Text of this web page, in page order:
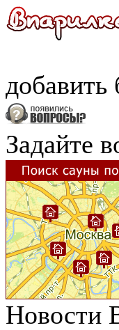
добавить
Задайте
Новости